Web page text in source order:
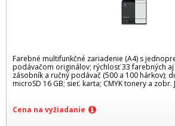
Farebné multifunkčné zariadenie (A4) s
podávačom originálov; rýchlosť 33 farebných
zásobník a ručný podávač (500 a 100 hárkov);
microSD 16 GB; sieť. karta; CMYK tonery a zobr.
Cena na vyžiadanie